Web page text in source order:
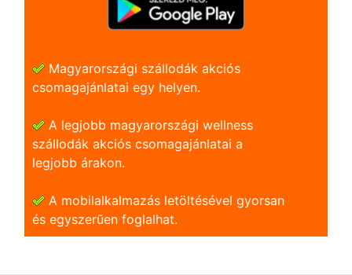
Magyarországi szállodák akciós
csomagajánlatai egy helyen.
A legjobb magyarországi wellness
szállodák akciós csomagajánlatai a
legjobb árakon.
A mobilalkalmazás letöltésével gyorsan
és egyszerũen foglalhat.